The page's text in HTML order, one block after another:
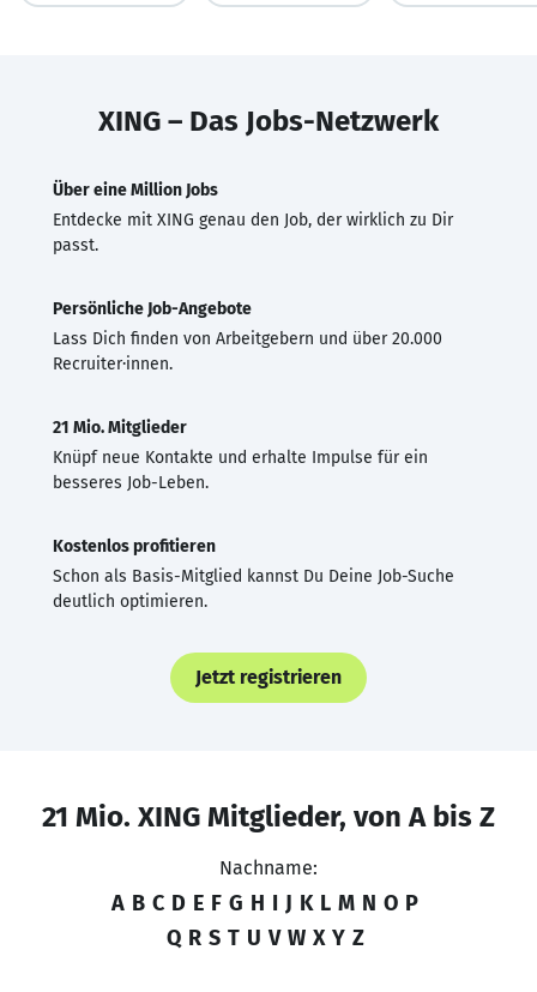
XING – Das Jobs-Netzwerk
Über eine Million Jobs
Entdecke mit XING genau den Job, der wirklich zu Dir
passt.
Persönliche Job-Angebote
Lass Dich finden von Arbeitgebern und über 20.000
Recruiter·innen.
21 Mio. Mitglieder
Knüpf neue Kontakte und erhalte Impulse für ein
besseres Job-Leben.
Kostenlos profitieren
Schon als Basis-Mitglied kannst Du Deine Job-Suche
deutlich optimieren.
Jetzt registrieren
21 Mio. XING Mitglieder, von A bis Z
Nachname:
A B C D E F G H I J K L M N O P
Q R S T U V W X Y Z